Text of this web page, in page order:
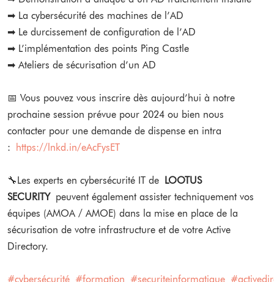
➡ La cybersécurité des machines de l’AD
➡ Le durcissement de configuration de l’AD
➡ L’implémentation des points Ping Castle
➡ Ateliers de sécurisation d’un AD
📅 Vous pouvez vous inscrire dès aujourd’hui à notre
prochaine session prévue pour 2024 ou bien nous
contacter pour une demande de dispense en intra
:
https://lnkd.in/eAcFysET
🔧Les experts en cybersécurité IT deLOOTUS
SECURITY peuvent également assister techniquement vos
équipes (AMOA / AMOE) dans la mise en place de la
sécurisation de votre infrastructure et de votre Active
Directory.
#cybersécurité #formation #securiteinformatique